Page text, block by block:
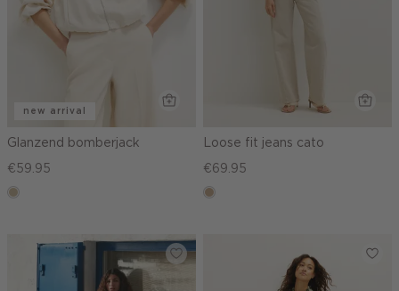
new arrival
Glanzend bomberjack
€59.95
lichtzand
Loose fit jeans cato
€69.95
zand